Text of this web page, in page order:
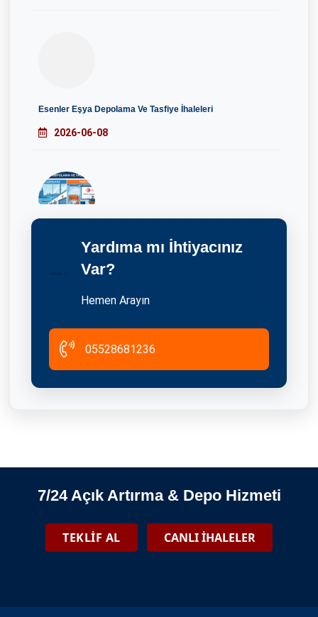
Esenler Eşya Depolama Ve Tasfiye İhaleleri
2026-06-08
Kadıköy Eşya Depolama Ve Tasfiye İhaleleri
2026-06-08
İstanbul'da Depoda Kalan Eşyaları Nasıl Satın Alabilirim?
2025 İstanbul Depolama Fiyatları
25.09.2021
Yardıma mı İhtiyacınız
Var?
Hemen Arayın
05528681236
7/24 Açık Artırma & Depo Hizmeti
TEKLİF AL CANLI İHALELER